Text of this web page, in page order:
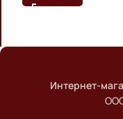
Интернет-